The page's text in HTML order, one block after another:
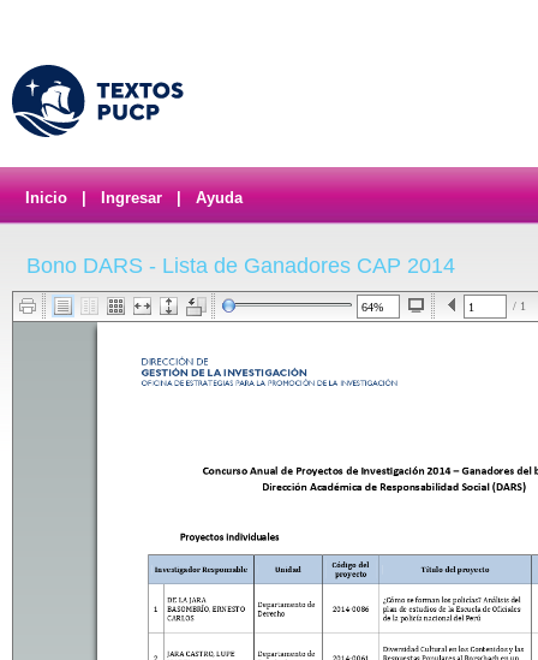
Inicio Ingresar Ayuda
Bono DARS - Lista de Ganadores CAP 2014
/ 1